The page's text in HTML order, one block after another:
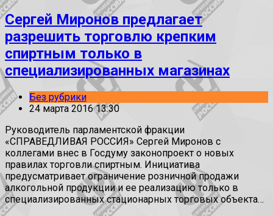
Сергей Миронов предлагает
разрешить торговлю крепким
спиртным только в
специализированных магазинах
Без рубрики
24 марта 2016 13:30
Руководитель парламентской фракции
«СПРАВЕДЛИВАЯ РОССИЯ» Сергей Миронов с
коллегами внес в Госдуму законопроект о новых
правилах торговли спиртным. Инициатива
предусматривает ограничение розничной продажи
алкогольной продукции и ее реализацию только в
специализированных стационарных торговых объекта…